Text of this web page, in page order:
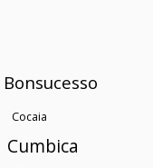
Bonsucesso
Cocaia
Cumbica